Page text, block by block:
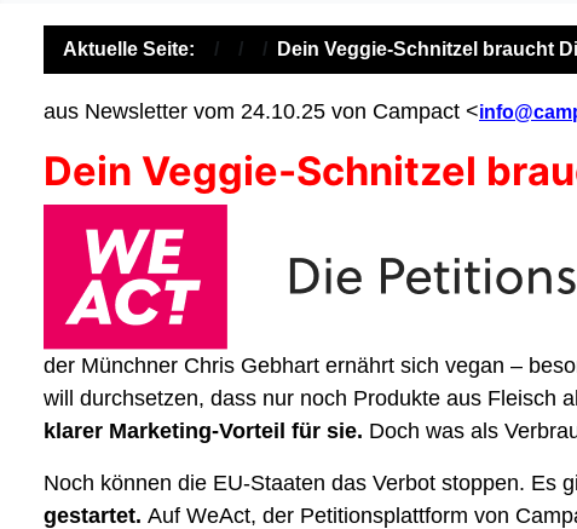
Aktuelle Seite: Dein Veggie-Schnitzel braucht
aus Newsletter vom 24.10.25 von Campact <
Dein Veggie-Schnitzel
der Münchner Chris Gebhart ernährt sich vegan –
will durchsetzen, dass nur noch Produkte aus Fleisch
klarer Marketing-Vorteil für sie. Doch was als
Noch können die EU-Staaten das Verbot stoppen. Es
gestartet. Auf WeAct, der Petitionsplattform von